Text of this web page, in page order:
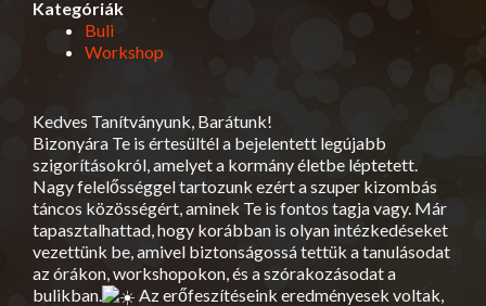
Kategóriák
Buli
Workshop
Kedves Tanítványunk, Barátunk!
Bizonyára Te is értesültél a bejelentett legújabb
szigorításokról, amelyet a kormány életbe léptetett.
Nagy felelősséggel tartozunk ezért a szuper kizombás
táncos közösségért, aminek Te is fontos tagja vagy. Már
tapasztalhattad, hogy korábban is olyan intézkedéseket
vezettünk be, amivel biztonságossá tettük a tanulásodat
az órákon, workshopokon, és a szórakozásodat a
bulikban.
Az erőfeszítéseink eredményesek voltak,